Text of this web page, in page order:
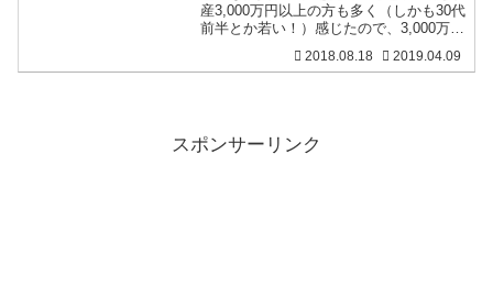
産3,000万円以上の方も多く（しかも30代
前半とか若い！）感じたので、3,000万円
てみました。金融資産3,000万円は、長い
2018.08.18 2019.04.09
スポンサーリンク